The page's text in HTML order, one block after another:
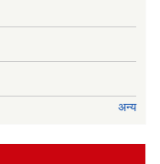
अन्य